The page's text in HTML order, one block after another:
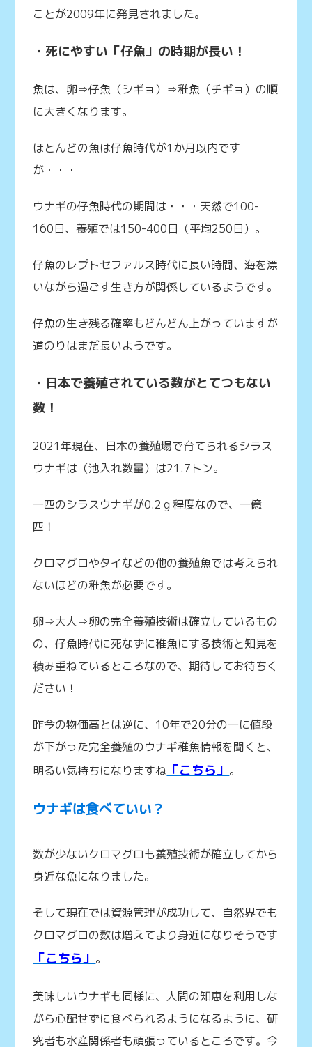
ことが2009年に発見されました。
・死にやすい「仔魚」の時期が長い！
魚は、卵⇒仔魚（シギョ）⇒稚魚（チギョ）の順
に大きくなります。
ほとんどの魚は仔魚時代が1か月以内です
が・・・
ウナギの仔魚時代の期間は・・・天然で100-
160日、養殖では150-400日（平均250日）。
仔魚のレプトセファルス時代に長い時間、海を漂
いながら過ごす生き方が関係しているようです。
仔魚の生き残る確率もどんどん上がっていますが
道のりはまだ長いようです。
・日本で養殖されている数がとてつもない
数！
2021年現在、日本の養殖場で育てられるシラス
ウナギは（池入れ数量）は21.7トン。
一匹のシラスウナギが0.2ｇ程度なので、一億
匹！
クロマグロやタイなどの他の養殖魚では考えられ
ないほどの稚魚が必要です。
卵⇒大人⇒卵の完全養殖技術は確立しているもの
の、仔魚時代に死なずに稚魚にする技術と知見を
積み重ねているところなので、期待してお待ちく
ださい！
昨今の物価高とは逆に、10年で20分の一に値段
が下がった完全養殖のウナギ稚魚情報を聞くと、
明るい気持ちになりますね 「こちら」 。
ウナギは食べていい？
数が少ないクロマグロも養殖技術が確立してから
身近な魚になりました。
そして現在では資源管理が成功して、自然界でも
クロマグロの数は増えてより身近になりそうです
「こちら」 。
美味しいウナギも同様に、人間の知恵を利用しな
がら心配せずに食べられるようになるように、研
究者も水産関係者も頑張っているところです。今